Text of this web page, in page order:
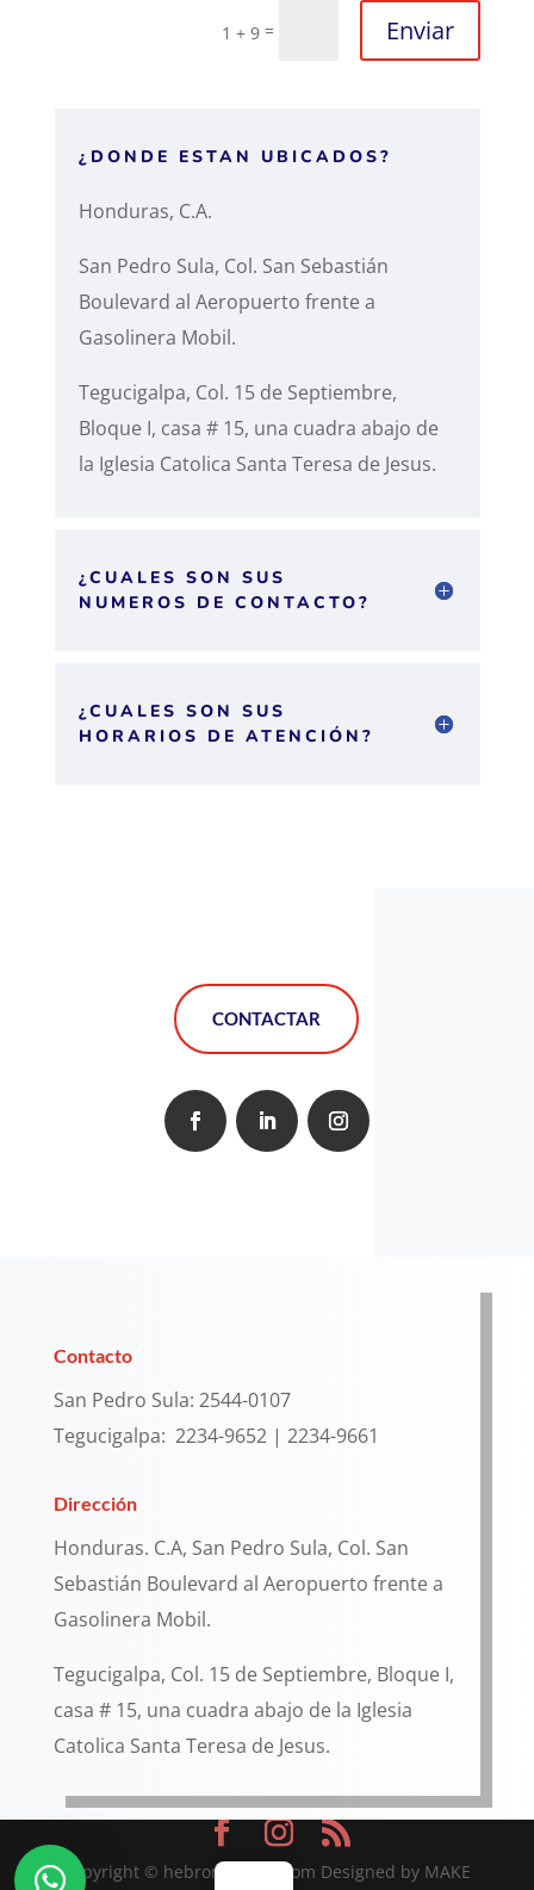
1 + 9 = Enviar
¿DONDE ESTAN UBICADOS?
Honduras, C.A.
San Pedro Sula, Col. San Sebastián
Boulevard al Aeropuerto frente a
Gasolinera Mobil.
Tegucigalpa, Col. 15 de Septiembre,
Bloque I, casa # 15, una cuadra abajo de
la Iglesia Catolica Santa Teresa de Jesus.
¿CUALES SON SUS
NUMEROS DE CONTACTO?
¿CUALES SON SUS
HORARIOS DE ATENCIÓN?
CONTACTAR
Contacto
San Pedro Sula: 2544-0107
Tegucigalpa: 2234-9652 | 2234-9661
Dirección
Honduras. C.A, San Pedro Sula, Col. San
Sebastián Boulevard al Aeropuerto frente a
Gasolinera Mobil.
Tegucigalpa, Col. 15 de Septiembre, Bloque I,
casa # 15, una cuadra abajo de la Iglesia
Catolica Santa Teresa de Jesus.
Copyright © hebronlogistic.com Designed by MAKE